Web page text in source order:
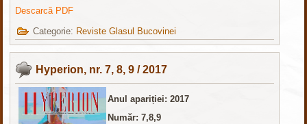
Descarcă PDF
Categorie: Reviste Glasul Bucovinei
Hyperion, nr. 7, 8, 9 / 2017
Anul apariției: 2017
Număr: 7,8,9